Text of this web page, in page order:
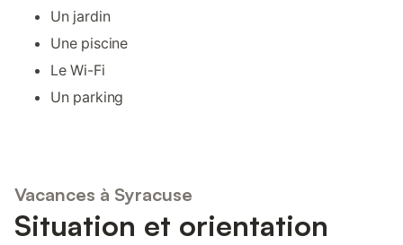
Un jardin
Une piscine
Le Wi-Fi
Un parking
Vacances à Syracuse
Situation et orientation